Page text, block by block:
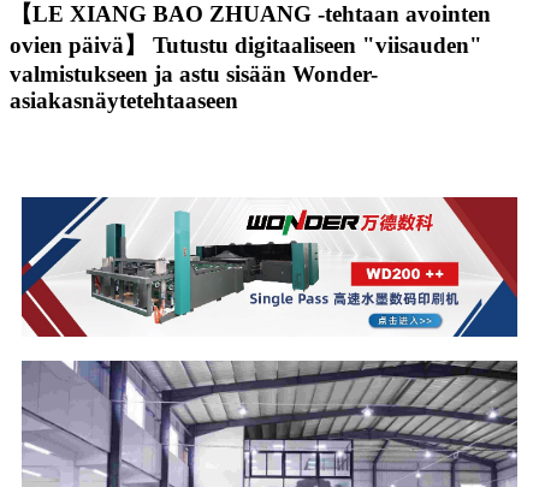
【LE XIANG BAO ZHUANG -tehtaan avointen
ovien päivä】 Tutustu digitaaliseen "viisauden"
valmistukseen ja astu sisään Wonder-
asiakasnäytetehtaaseen